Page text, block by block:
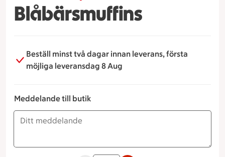
Blåbärsmuffins
Beställ minst två dagar innan leverans, första
möjliga leveransdag 8 Aug
Meddelande till butik